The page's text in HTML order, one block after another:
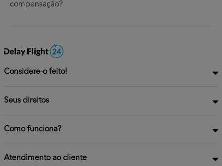
compensação?
Considere-o feito!
Seus direitos
Como funciona?
Atendimento ao cliente